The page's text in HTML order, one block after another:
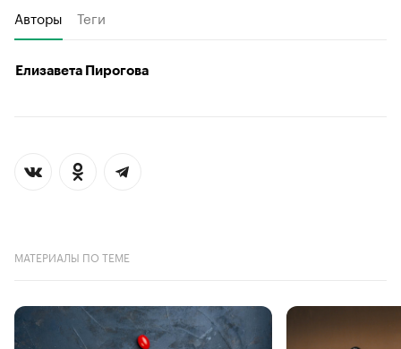
Авторы Теги
Елизавета Пирогова
МАТЕРИАЛЫ ПО ТЕМЕ